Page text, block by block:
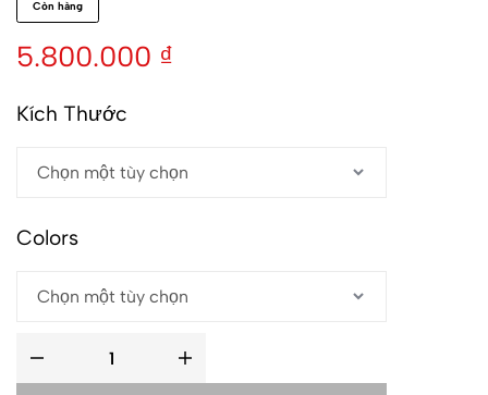
Còn hàng
5.800.000 ₫
Kích Thước
Colors